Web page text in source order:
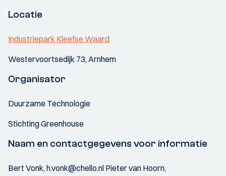
Locatie
Industriepark Kleefse Waard
Westervoortsedijk 73, Arnhem
Organisator
Duurzame Technologie
Stichting Greenhouse
Naam en contactgegevens voor informatie
Bert Vonk, h.vonk@chello.nl Pieter van Hoorn,